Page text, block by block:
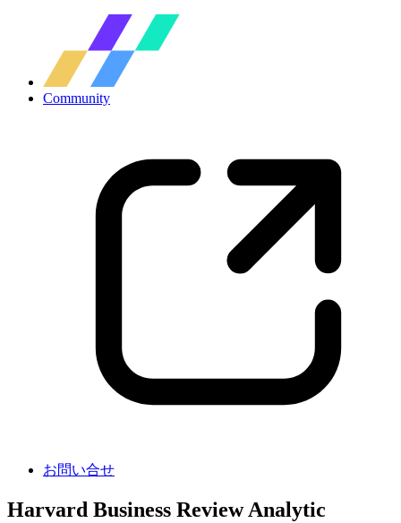
Community
お問い合せ
Harvard Business Review Analytic